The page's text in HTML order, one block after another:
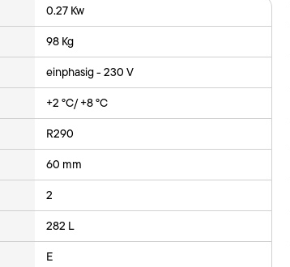
0.27 Kw
98 Kg
einphasig - 230 V
+2 °C/ +8 °C
R290
60 mm
2
282 L
E